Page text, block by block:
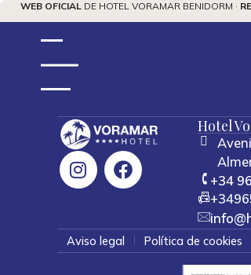
WEB OFICIALDE HOTEL VORAMAR BENIDORM ·
Hotel
+34
Aviso legal Política de cookies